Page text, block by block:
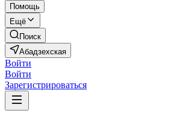
Помощь
Ещё
Поиск
Абадзехская
Войти
Войти
Зарегистрироваться